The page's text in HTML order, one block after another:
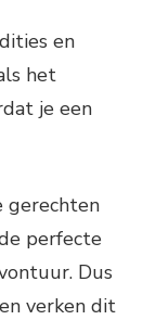
en
het
je een
gerechten
perfecte
Dus
verken dit